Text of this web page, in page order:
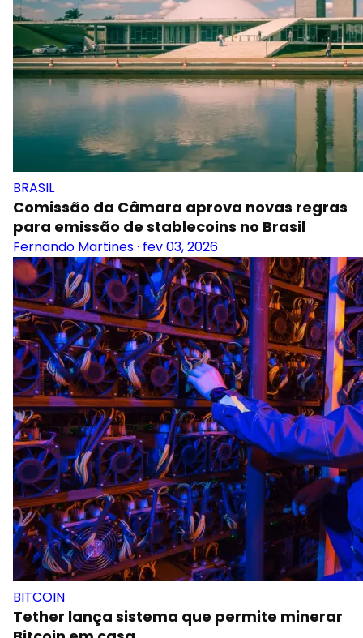
BRASIL
Comissão da Câmara aprova novas regras
para emissão de stablecoins no Brasil
Fernando Martines· fev 03, 2026
BITCOIN
Tether lança sistema que permite minerar